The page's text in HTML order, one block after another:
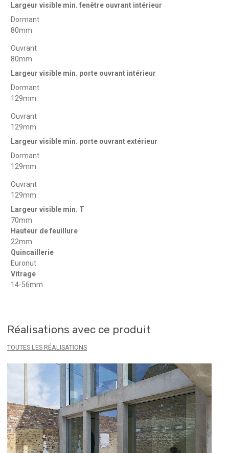
Largeur visible min. fenêtre ouvrant intérieur
Dormant
80mm
Ouvrant
80mm
Largeur visible min. porte ouvrant intérieur
Dormant
129mm
Ouvrant
129mm
Largeur visible min. porte ouvrant extérieur
Dormant
129mm
Ouvrant
129mm
Largeur visible min. T
70mm
Hauteur de feuillure
22mm
Quincaillerie
Euronut
Vitrage
14-56mm
Réalisations avec ce produit
TOUTES LES RÉALISATIONS